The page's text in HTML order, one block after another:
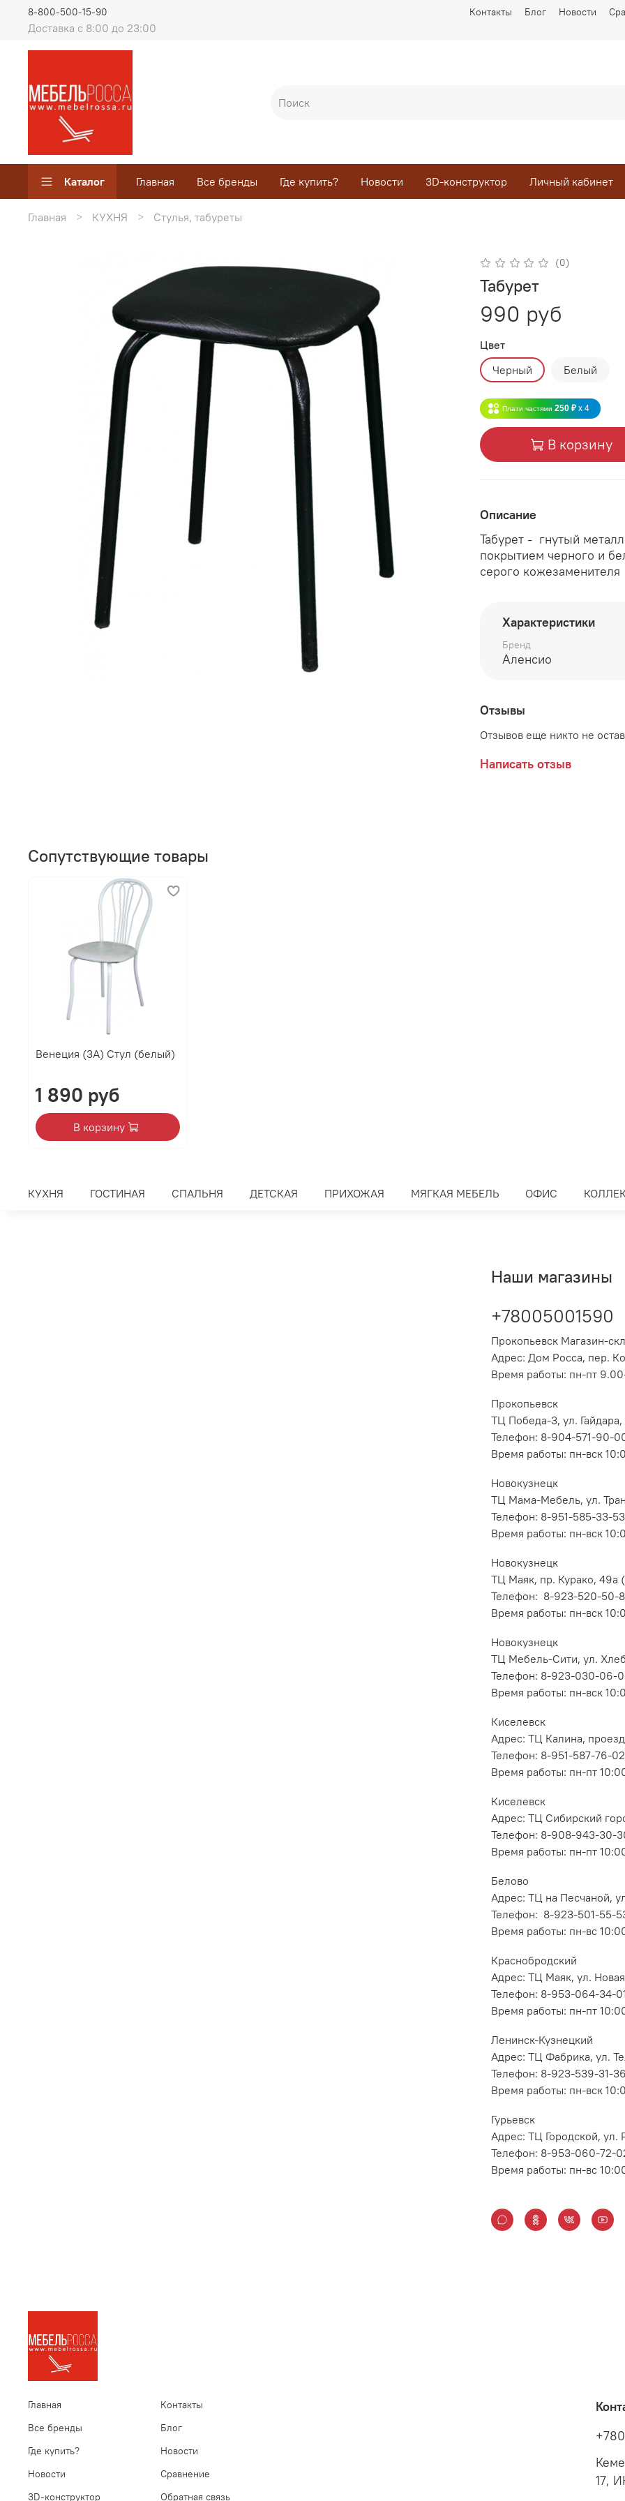
Контакты Блог Новости
Доставка с 8:00 до 23:00
8-800-500-15-90
Каталог Главная Все бренды Где купить? Новости 3D-конструктор Личный кабинет
Главная КУХНЯ Стулья, табуреты
(0)
Табурет
990 руб
Цвет
Черный
Белый
Плати частями 250 ₽ x 4
В корзину
Описание
Табурет - гнутый
покрытием черного и
серого кожезаменителя
Характеристики
Бренд
Аленсио
Отзывы
Отзывов еще никто не
Написать отзыв
Сопутствующие товары
Венеция (3А) Стул (белый)
1 890 руб
В корзину
КУХНЯ ГОСТИНАЯ СПАЛЬНЯ ДЕТСКАЯ ПРИХОЖАЯ МЯГКАЯ МЕБЕЛЬ ОФИС
Наши магазины
+78005001590
Прокопьевск Магазин-
Адрес: Дом Росса, пер.
Время работы: пн-пт
Прокопьевск
ТЦ Победа-3, ул. Гайдара,
Телефон: 8-904-571-90-
Время работы: пн-вск
Новокузнецк
ТЦ Мама-Мебель, ул.
Телефон: 8-951-585-33-53
Время работы: пн-вск
Новокузнецк
ТЦ Маяк, пр. Курако, 49а
Телефон: 8-923-520-50-
Время работы: пн-вск
Новокузнецк
ТЦ Мебель-Сити, ул.
Телефон: 8-923-030-06-
Время работы: пн-вск
Киселевск
Адрес: ТЦ Калина,
Телефон: 8-951-587-76-02
Время работы: пн-пт
Киселевск
Адрес: ТЦ Сибирский
Телефон: 8-908-943-30-
Время работы: пн-пт
Белово
Адрес: ТЦ на Песчаной,
Телефон: 8-923-501-55-
Время работы: пн-вс
Краснобродский
Адрес: ТЦ Маяк, ул.
Телефон: 8-953-064-34-
Время работы: пн-пт
Ленинск-Кузнецкий
Адрес: ТЦ Фабрика, ул.
Телефон: 8-923-539-31-
Время работы: пн-вск
Гурьевск
Адрес: ТЦ Городской,
Телефон: 8-953-060-72-
Время работы: пн-вс
Главная
Все бренды
Где купить?
Новости
3D-конструктор
Контакты
Блог
Новости
Сравнение
Обратная связь
17,